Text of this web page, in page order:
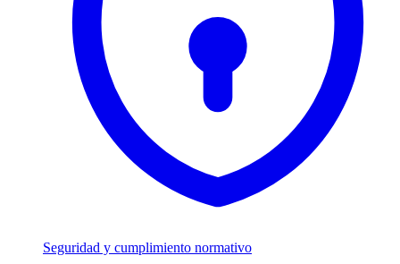
Seguridad y cumplimiento normativo